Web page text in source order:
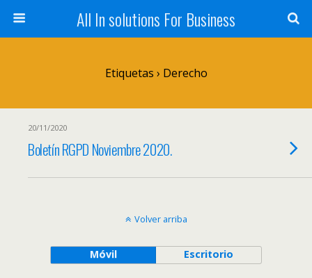
All In solutions For Business
Etiquetas › Derecho
20/11/2020
Boletín RGPD Noviembre 2020.
Volver arriba
Móvil Escritorio